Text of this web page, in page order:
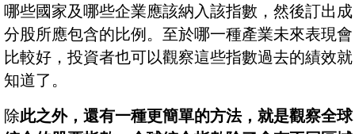
哪些國家及哪些企業應該納入該指數，然後訂出成
分股所應包含的比例。至於哪一種產業未來表現會
比較好，投資者也可以觀察這些指數過去的績效就
知道了。
除此之外，還有一種更簡單的方法，就是觀察全球